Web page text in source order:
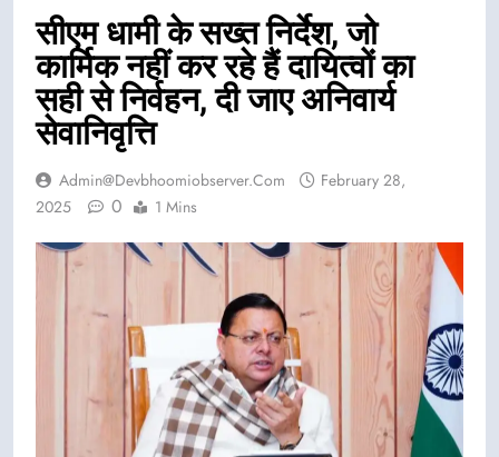
सीएम धामी के सख्त निर्देश, जो
कार्मिक नहीं कर रहे हैं दायित्वों का
सही से निर्वहन, दी जाए अनिवार्य
सेवानिवृत्ति
Admin@devbhoomiobserver.com
February 28,
2025
0 1 Mins